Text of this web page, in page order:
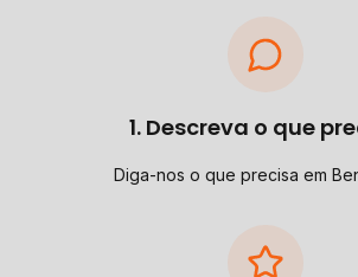
1. Descreva o que
Diga-nos o que precisa em